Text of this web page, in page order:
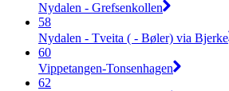
Nydalen - Grefsenkollen
58
Nydalen - Tveita ( - Bøler) via Bjerke
60
Vippetangen-Tonsenhagen
62